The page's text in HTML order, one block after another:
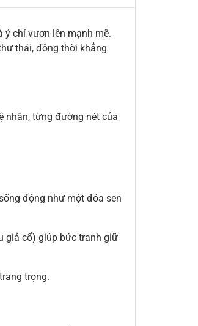
ý chí vươn lên mạnh mẽ.
thái, đồng thời khẳng
nhân, từng đường nét của
động như một đóa sen
giả cổ) giúp bức tranh giữ
trọng.